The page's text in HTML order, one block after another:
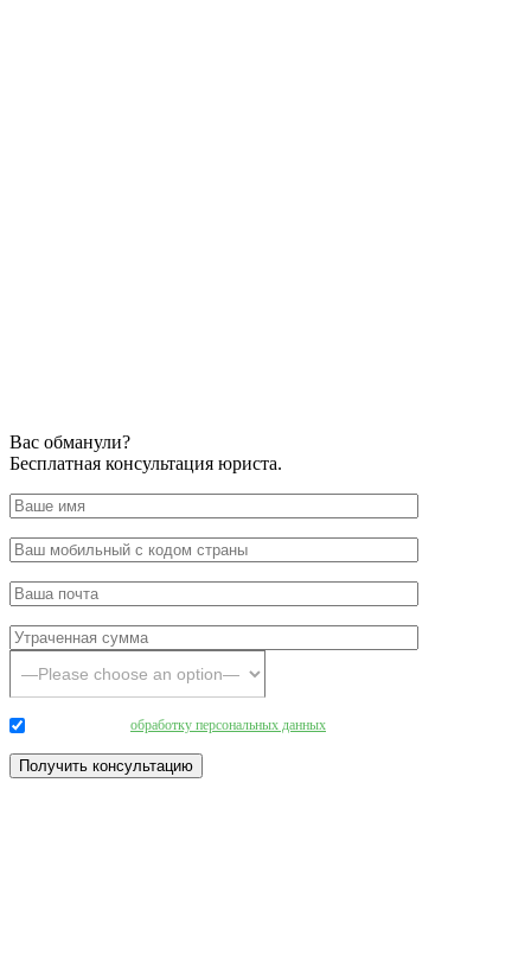
Вас обманули?
Бесплатная консультация юриста.
обработку персональных данных